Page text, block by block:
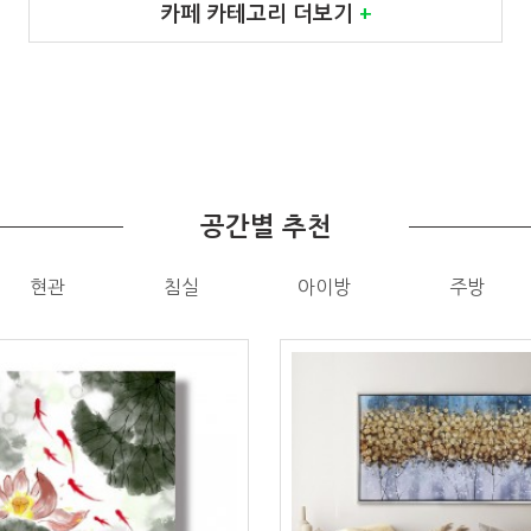
카페 카테고리 더보기 +
공간별 추천
현관 침실 아이방 주방